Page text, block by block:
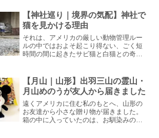
【神社巡り｜境界の気配】神社で
猫を見かける理由
それは、アメリカの厳しい動物管理ルー
ルの中ではおよそ起こり得ない、ごく短
時間の間に起きたサビ猫と白猫との奇妙
稲荷神社との関わりについて考えてみま
した。じぃじ今日はよく...
【月山｜山形】出羽三山の霊山・
月山めのうが友人から届きました
遠くアメリカに住む私のもとへ、山形の
お友達から小さな贈り物が届きました。
箱の中に入っていたのは、お馴染みのあ